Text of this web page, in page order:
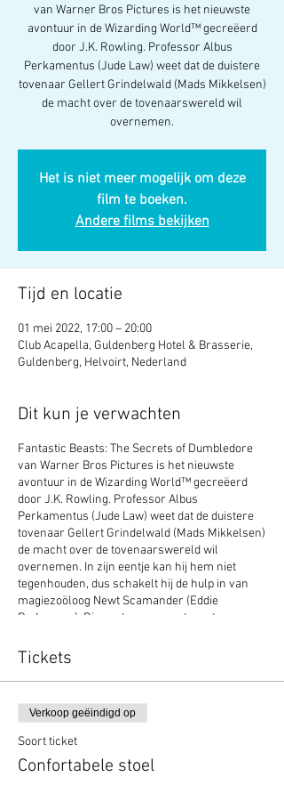
van Warner Bros Pictures is het nieuwste
avontuur in de Wizarding World™ gecreëerd
door J.K. Rowling. Professor Albus
Perkamentus (Jude Law) weet dat de duistere
tovenaar Gellert Grindelwald (Mads Mikkelsen)
de macht over de tovenaarswereld wil
overnemen.
Het is niet meer mogelijk om deze
film te boeken.
Andere films bekijken
Tijd en locatie
01 mei 2022, 17:00 – 20:00
Club Acapella, Guldenberg Hotel & Brasserie,
Guldenberg, Helvoirt, Nederland
Dit kun je verwachten
Fantastic Beasts: The Secrets of Dumbledore
van Warner Bros Pictures is het nieuwste
avontuur in de Wizarding World™ gecreëerd
door J.K. Rowling. Professor Albus
Perkamentus (Jude Law) weet dat de duistere
tovenaar Gellert Grindelwald (Mads Mikkelsen)
de macht over de tovenaarswereld wil
overnemen. In zijn eentje kan hij hem niet
tegenhouden, dus schakelt hij de hulp in van
magiezoöloog Newt Scamander (Eddie
Redmayne). Die gaat samen met een team van
bakker een gevaarlijke missie aan waarbij ze
oude en nieuwe fabeldieren tegenkomen en
tegenover Grindelwalds groeiende leger van
volgers komen te staan. Maar hoelang kan
Perkamentus zich afzijdig houden als er zo
veel op het spel staat? De sterrencast van de
(The Theory of Everything), de twee keer voor
Tickets
Verkoop geëindigd op
Soort ticket
Confortabele stoel